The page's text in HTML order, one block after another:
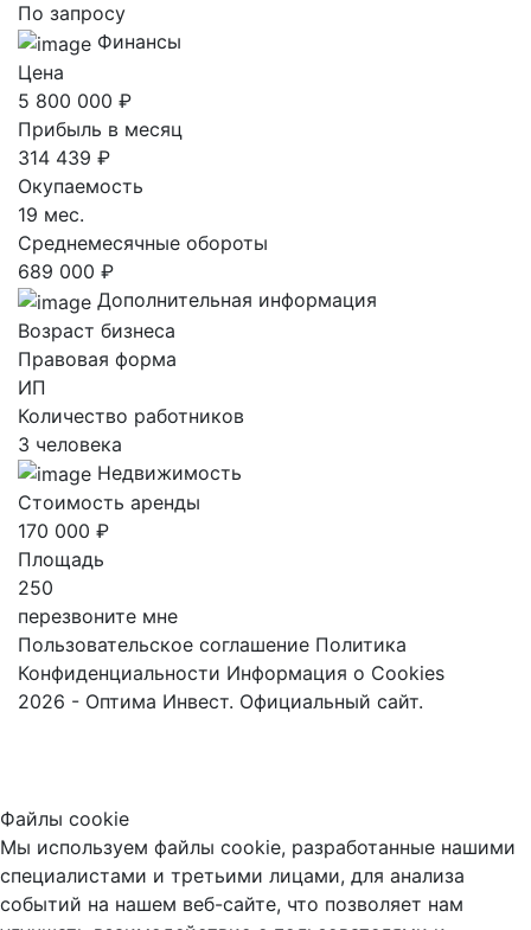
По запросу
Финансы
Цена
5 800 000 ₽
Прибыль в месяц
314 439 ₽
Окупаемость
19 мес.
Среднемесячные обороты
689 000 ₽
Дополнительная информация
Возраст бизнеса
Правовая форма
ИП
Количество работников
3 человека
Недвижимость
Стоимость аренды
170 000 ₽
Площадь
250
перезвоните мне
Пользовательское соглашение Политика
Конфиденциальности Информация о Cookies
2026 - Оптима Инвест. Официальный сайт.
Файлы cookie
Мы используем файлы cookie, разработанные нашими
специалистами и третьими лицами, для анализа
событий на нашем веб-сайте, что позволяет нам